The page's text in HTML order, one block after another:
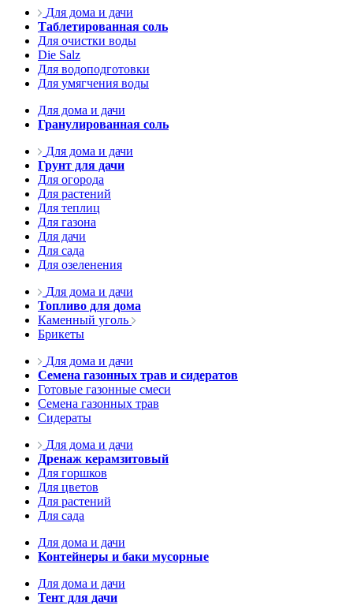
Для дома и дачи
Таблетированная соль
Для очистки воды
Die Salz
Для водоподготовки
Для умягчения воды
Для дома и дачи
Гранулированная соль
Для дома и дачи
Грунт для дачи
Для огорода
Для растений
Для теплиц
Для газона
Для дачи
Для сада
Для озеленения
Для дома и дачи
Топливо для дома
Каменный уголь
Брикеты
Для дома и дачи
Семена газонных трав и сидератов
Готовые газонные смеси
Семена газонных трав
Сидераты
Для дома и дачи
Дренаж керамзитовый
Для горшков
Для цветов
Для растений
Для сада
Для дома и дачи
Контейнеры и баки мусорные
Для дома и дачи
Тент для дачи